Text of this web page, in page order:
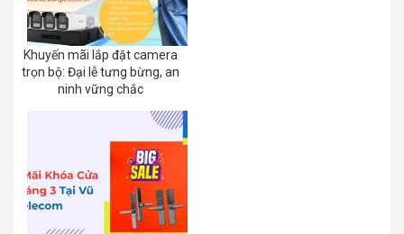
Khuyến mãi lắp đặt camera
trọn bộ: Đại lễ tưng bừng, an
ninh vững chắc